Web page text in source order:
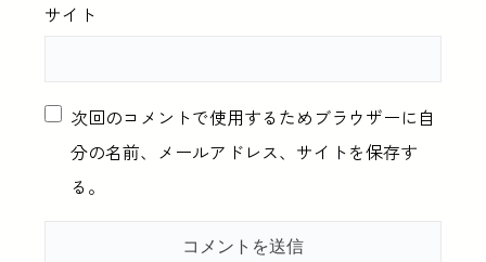
サイト
次回のコメントで使用するためブラウザーに自
分の名前、メールアドレス、サイトを保存す
る。